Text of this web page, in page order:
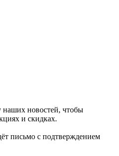
наших новостей, чтобы
и скидках.
письмо с подтверждением